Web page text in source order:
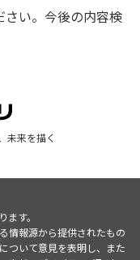
さい。今後の内容検
未来を描く
す。
情報源から提供されたもの
ついて意見を表明し、また